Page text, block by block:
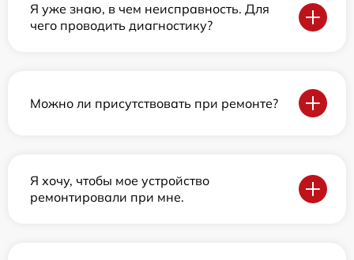
Я уже знаю, в чем неисправность. Для
чего проводить диагностику?
Можно ли присутствовать при ремонте?
Я хочу, чтобы мое устройство
ремонтировали при мне.